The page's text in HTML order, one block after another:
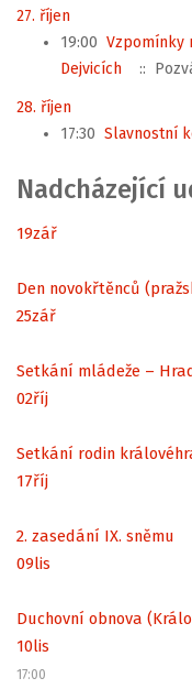
27. říjen
19:00 Vzpomínky
Dejvicích
::
28. říjen
17:30 Slavnostní
Nadcházející
19zář
Den novokřtěnců
25zář
Setkání mládeže –
02říj
Setkání rodin
17říj
2. zasedání IX. sněmu
09lis
Duchovní obnova
10lis
17:00